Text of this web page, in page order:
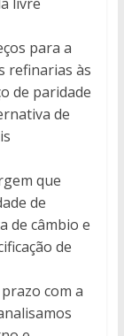
para a
refinarias às
de paridade
de
que
de
de câmbio e
de
com a